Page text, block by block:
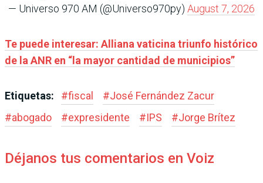
— Universo 970 AM (@Universo970py) August 7, 2026
Te puede interesar: Alliana vaticina triunfo histórico
de la ANR en “la mayor cantidad de municipios”
Etiquetas: #fiscal #José Fernández Zacur
#abogado #expresidente #IPS #Jorge Brítez
Déjanos tus comentarios en Voiz